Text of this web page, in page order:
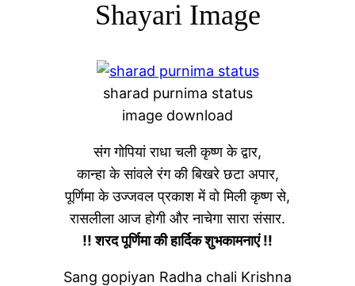
Shayari Image
sharad purnima status
image download
संग गोपियां राधा चली कृष्ण के द्वार,
कान्हा के सांवले रंग की बिखरे छटा अपार,
पूर्णिमा के उज्जवल प्रकाश में वो मिली कृष्ण से,
रासलीला आज होगी और नाचेगा सारा संसार.
!! शरद पूर्णिमा की हार्दिक शुभकामनाएं !!
Sang gopiyan Radha chali Krishna